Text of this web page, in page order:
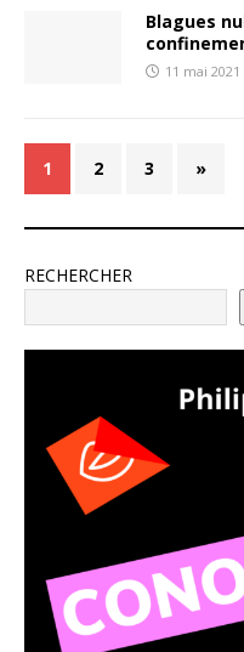
Blagues
11 mai 2021
1 2 3 »
RECHERCHER